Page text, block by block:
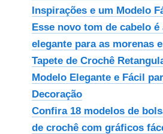
Inspirações e um Modelo
Esse novo tom de cabelo é
elegante para as morenas
Tapete de Crochê
Modelo Elegante e Fácil
Decoração
Confira 18 modelos de
de crochê com gráficos